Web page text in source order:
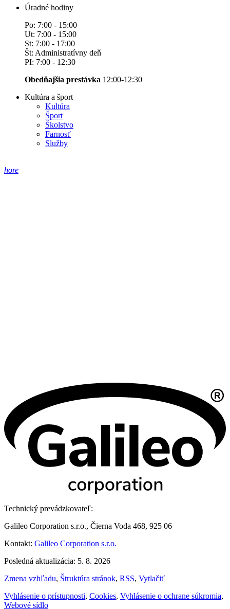
Úradné hodiny
Po: 7:00 - 15:00
Ut: 7:00 - 15:00
St: 7:00 - 17:00
Št: Administratívny deň
PI: 7:00 - 12:30
Obedňajšia prestávka 12:00-12:30
Kultúra a šport
Kultúra
Šport
Školstvo
Farnosť
Služby
hore
Technický prevádzkovateľ:
Galileo Corporation s.r.o., Čierna Voda 468, 925 06
Kontakt: Galileo Corporation s.r.o.
Posledná aktualizácia: 5. 8. 2026
Zmena vzhľadu, Štruktúra stránok, RSS, Vytlačiť
Vyhlásenie o prístupnosti, Cookies, Vyhlásenie o ochrane súkromia,
Webové sídlo